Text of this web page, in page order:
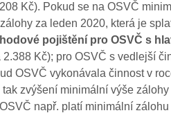
Kč). Pokud se na OSVČ
za leden 2020, která je
pojištění pro OSVČ s
Kč); pro OSVČ s vedlejší
OSVČ vykonávala činnost v
zvýšení minimální výše
např. platí minimální